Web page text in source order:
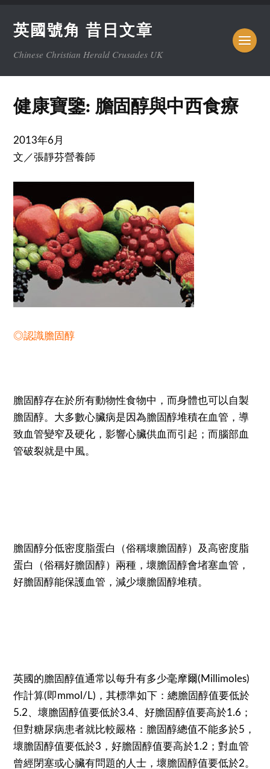
英國號角 昔日文章
Chinese Christian Herald Crusades UK
健康寶鑒: 膽固醇與中西食療
2013年6月
文／張靜芬營養師
◎認識膽固醇
膽固醇存在於所有動物性食物中，而身體也可以自製
膽固醇。大多數心臟病是因為膽固醇堆積在血管，導
致血管變窄及硬化，影響心臟供血而引起；而腦部血
管破裂就是中風。
膽固醇分低密度脂蛋白（俗稱壞膽固醇）及高密度脂
蛋白（俗稱好膽固醇）兩種，壞膽固醇會堵塞血管，
好膽固醇能保護血管，減少壞膽固醇堆積。
英國的膽固醇值通常以每升有多少毫摩爾(Millimoles)
作計算(即mmol/L)，其標準如下：總膽固醇值要低於
5.2、壞膽固醇值要低於3.4、好膽固醇值要高於1.6；
但對糖尿病患者就比較嚴格：膽固醇總值不能多於5，
壞膽固醇值要低於3，好膽固醇值要高於1.2；對血管
曾經閉塞或心臟有問題的人士，壞膽固醇值要低於2。